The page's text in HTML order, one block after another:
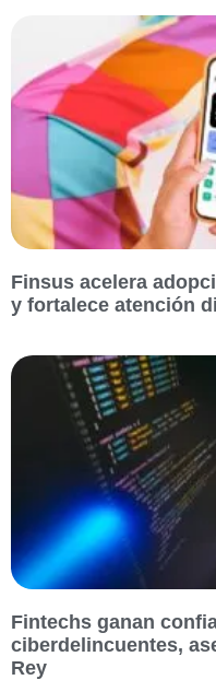
Finsus acelera
y fortalece atención
Fintechs ganan
ciberdelincuentes,
Rey